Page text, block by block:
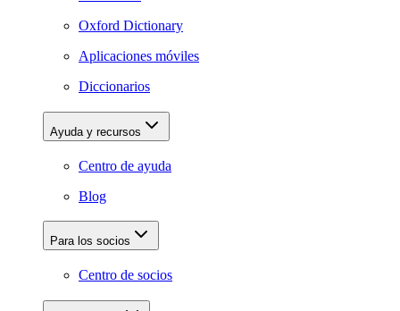
Oxford Dictionary
Aplicaciones móviles
Diccionarios
Ayuda y recursos
Centro de ayuda
Blog
Para los socios
Centro de socios